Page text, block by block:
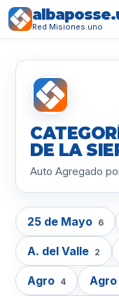
Red Misiones.uno
DE LA
Auto Agregado
25 de Mayo 6
A. del Valle 2
Agro 4 Agro